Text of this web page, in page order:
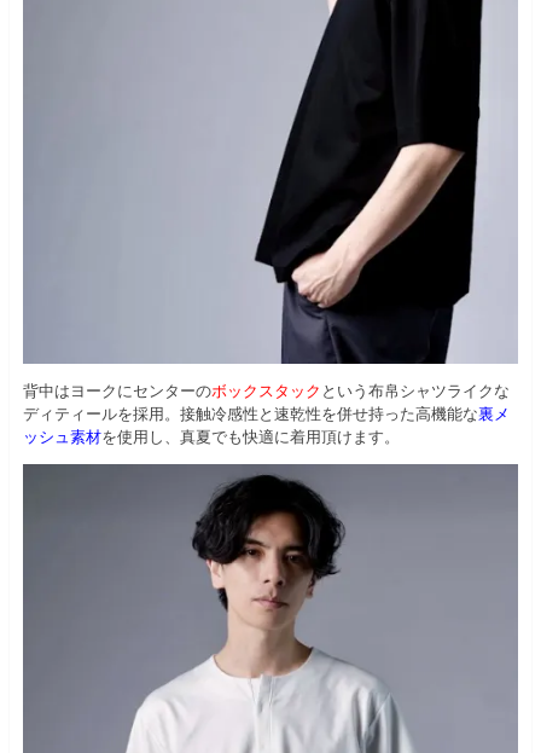
背中はヨークにセンターのボックスタック という布帛シャツライクな
ディティールを採用。接触冷感性と速乾性を併せ持った高機能な裏メ
ッシュ素材を使用し、真夏でも快適に着用頂けます。